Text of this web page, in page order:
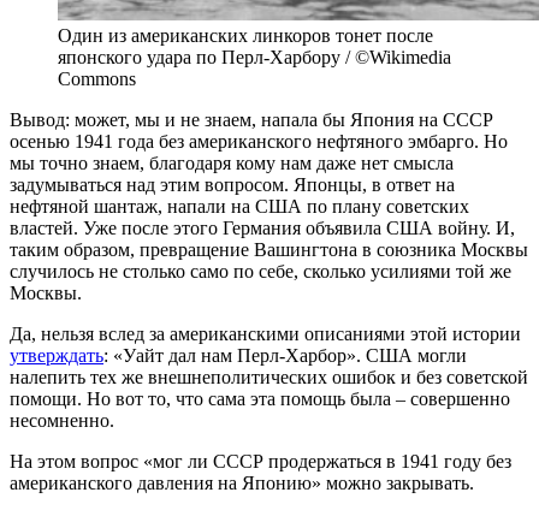
Один из американских линкоров тонет после
японского удара по Перл-Харбору / ©Wikimedia
Commons
Вывод: может, мы и не знаем, напала бы Япония на СССР
осенью 1941 года без американского нефтяного эмбарго. Но
мы точно знаем, благодаря кому нам даже нет смысла
задумываться над этим вопросом. Японцы, в ответ на
нефтяной шантаж, напали на США по плану советских
властей. Уже после этого Германия объявила США войну. И,
таким образом, превращение Вашингтона в союзника Москвы
случилось не столько само по себе, сколько усилиями той же
Москвы.
Да, нельзя вслед за американскими описаниями этой истории
утверждать: «Уайт дал нам Перл-Харбор». США могли
налепить тех же внешнеполитических ошибок и без советской
помощи. Но вот то, что сама эта помощь была – совершенно
несомненно.
На этом вопрос «мог ли СССР продержаться в 1941 году без
американского давления на Японию» можно закрывать.